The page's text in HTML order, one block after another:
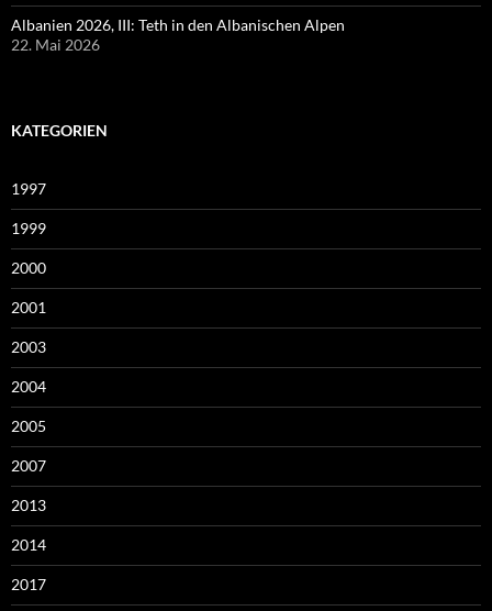
Albanien 2026, III: Teth in den Albanischen Alpen
22. Mai 2026
KATEGORIEN
1997
1999
2000
2001
2003
2004
2005
2007
2013
2014
2017